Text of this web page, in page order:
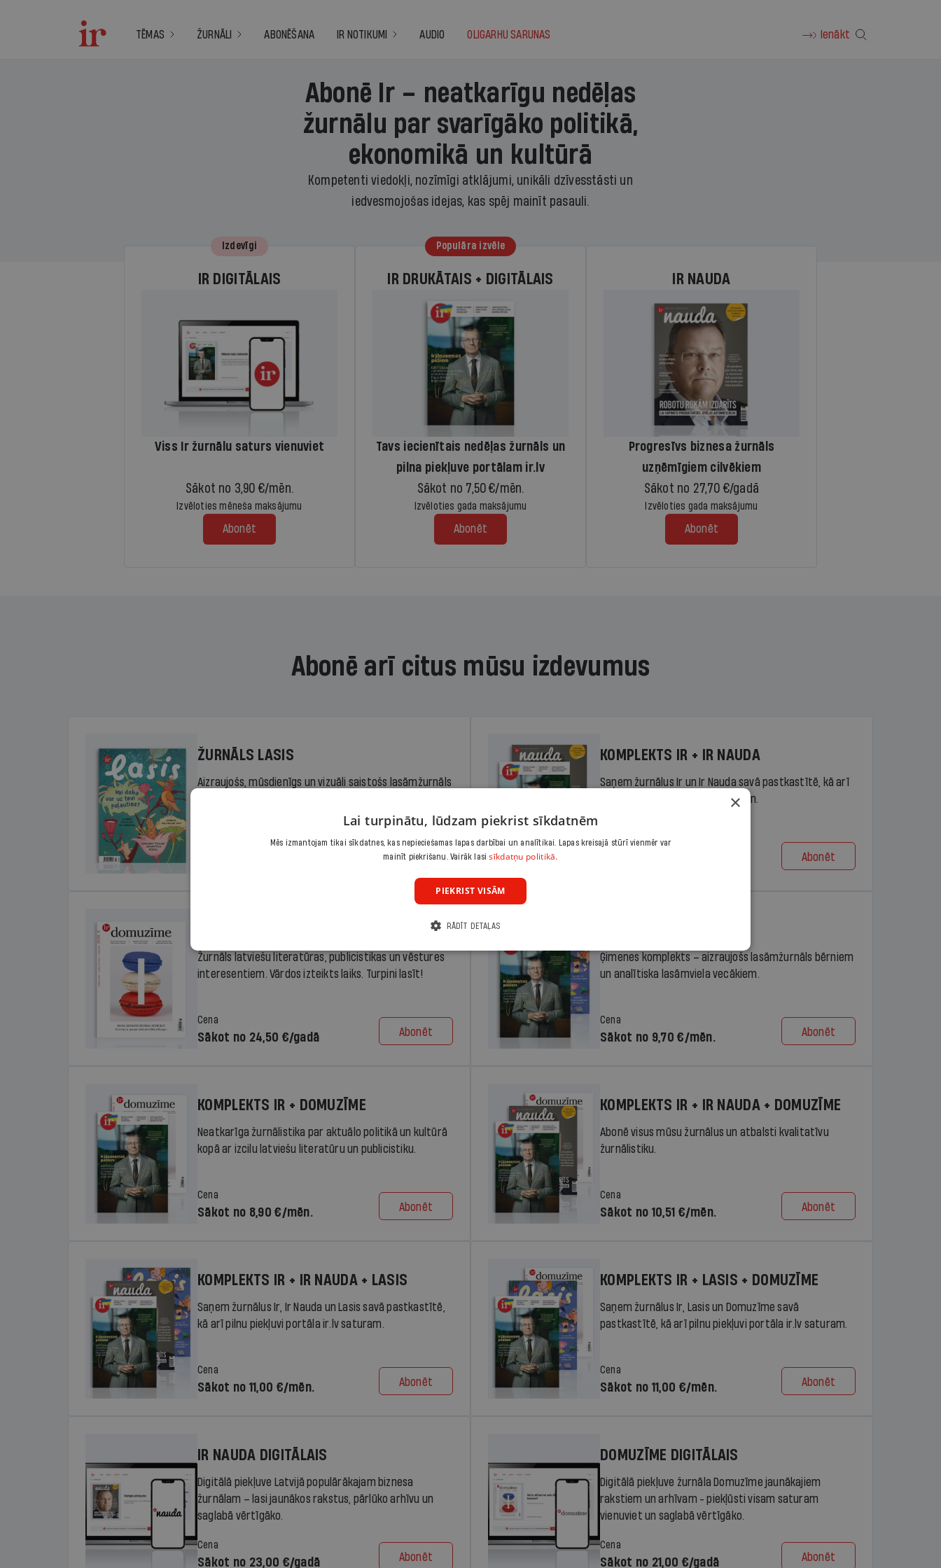
TĒMAS ŽURNĀLI ABONĒŠANA IR NOTIKUMI AUDIO OLIGARHU SARUNAS Ienākt
Abonē Ir – neatkarīgu nedēļas
žurnālu par svarīgāko politikā,
ekonomikā un kultūrā
Kompetenti viedokļi, nozīmīgi atklājumi, unikāli dzīvesstāsti un
iedvesmojošas idejas, kas spēj mainīt pasauli.
Izdevīgi
IR DIGITĀLAIS
Viss Ir žurnālu saturs vienuviet
Sākot no 3,90 €/mēn.
Izvēloties mēneša maksājumu
Abonēt
Populāra izvēle
IR DRUKĀTAIS + DIGITĀLAIS
Tavs iecienītais nedēļas žurnāls un
pilna piekļuve portālam ir.lv
Sākot no 7,50 €/mēn.
Izvēloties gada maksājumu
Abonēt
IR NAUDA
Progresīvs biznesa žurnāls
uzņēmīgiem cilvēkiem
Sākot no 27,70 €/gadā
Izvēloties gada maksājumu
Abonēt
Abonē arī citus mūsu izdevumus
ŽURNĀLS LASIS
Aizraujošs, mūsdienīgs un vizuāli saistošs lasāmžurnāls
Abonēt
KOMPLEKTS IR + IR NAUDA
Saņem žurnālus Ir un Ir Nauda savā pastkastītē, kā arī
pilnu piekļuvi portāla ir.lv saturam.
Cena
Abonēt
Žurnāls latviešu literatūras, publicistikas un vēstures
interesentiem. Vārdos izteikts laiks. Turpini lasīt!
Cena
Sākot no 24,50 €/gadā Abonēt
Ģimenes komplekts – aizraujošs lasāmžurnāls bērniem
un analītiska lasāmviela vecākiem.
Cena
Sākot no 9,70 €/mēn. Abonēt
KOMPLEKTS IR + DOMUZĪME
Neatkarīga žurnālistika par aktuālo politikā un kultūrā
kopā ar izcilu latviešu literatūru un publicistiku.
Cena
Sākot no 8,90 €/mēn. Abonēt
KOMPLEKTS IR + IR NAUDA + DOMUZĪME
Abonē visus mūsu žurnālus un atbalsti kvalitatīvu
žurnālistiku.
Cena
Sākot no 10,51 €/mēn. Abonēt
KOMPLEKTS IR + IR NAUDA + LASIS
Saņem žurnālus Ir, Ir Nauda un Lasis savā pastkastītē,
kā arī pilnu piekļuvi portāla ir.lv saturam.
Cena
Sākot no 11,00 €/mēn. Abonēt
KOMPLEKTS IR + LASIS + DOMUZĪME
Saņem žurnālus Ir, Lasis un Domuzīme savā
pastkastītē, kā arī pilnu piekļuvi portāla ir.lv saturam.
Cena
Sākot no 11,00 €/mēn. Abonēt
IR NAUDA DIGITĀLAIS
Digitālā piekļuve Latvijā populārākajam biznesa
žurnālam – lasi jaunākos rakstus, pārlūko arhīvu un
saglabā vērtīgāko.
Cena
Sākot no 23,00 €/gadā Abonēt
DOMUZĪME DIGITĀLAIS
Digitālā piekļuve žurnāla Domuzīme jaunākajiem
rakstiem un arhīvam - piekļūsti visam saturam
vienuviet un saglabā vērtīgāko.
Cena
Sākot no 21,00 €/gadā Abonēt
×
Lai turpinātu, lūdzam piekrist sīkdatnēm
Mēs izmantojam tikai sīkdatnes, kas nepieciešamas lapas darbībai un analītikai. Lapas kreisajā stūrī vienmēr var
mainīt piekrišanu. Vairāk lasisīkdatņu politikā.
PIEKRIST VISĀM
RĀDĪT DETAĻAS